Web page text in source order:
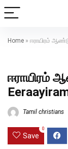
Home » ஈராயிரம்
ஈராயிரம்
Tamil christians
Save
0